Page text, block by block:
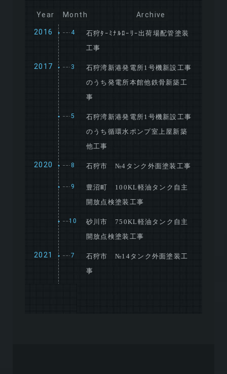
Year
2016 ●
Month
4
Archive
石狩ﾀｰﾐﾅﾙﾛｰﾘｰ出荷場配管塗装
工事
2017 ● 3
石狩湾新港発電所1号機新設工事
のうち発電所本館他鉄骨新築工
事
● 5
石狩湾新港発電所1号機新設工事
のうち循環水ポンプ室上屋新築
他工事
2020 ● 8 石狩市 №4タンク外面塗装工事
● 9
豊沼町 100KL軽油タンク自主
開放点検塗装工事
● 10
砂川市 750KL軽油タンク自主
開放点検塗装工事
2021 ● 7
石狩市 №14タンク外面塗装工
事